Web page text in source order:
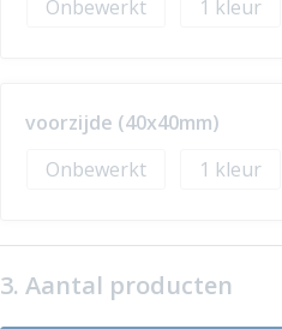
Onbewerkt
1
voorzijde (40x40mm)
Onbewerkt
1
3. Aantal producten